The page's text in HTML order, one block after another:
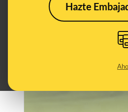
Hazte